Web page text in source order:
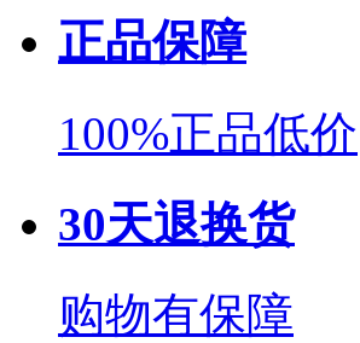
正品保障
100%正品低价
30天退换货
购物有保障